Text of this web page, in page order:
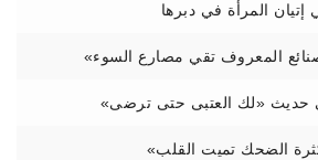
المرأة في دبرها
المعروف تقي مصارع السوء»
حديث «لك العتبى حتى ترضى»
الضحك تميت القلب»